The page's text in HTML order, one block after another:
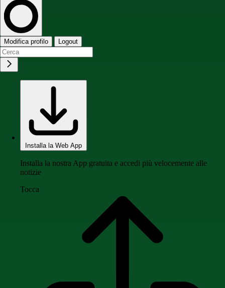
Modifica profilo Logout
Installa la Web App
Installa la nostra App gratuita e accedi più velocemente alle
notizie
Tocca